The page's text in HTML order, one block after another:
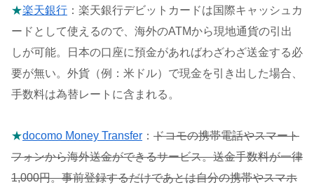
★楽天銀行 ：楽天銀行デビットカードは国際キャッシュカ
ードとして使えるので、海外のATMから現地通貨の引出
しが可能。日本の口座に預金があればわざわざ送金する必
要が無い。外貨（例：米ドル）で現金を引き出した場合、
手数料は為替レートに含まれる。
★docomo Money Transfer ： ドコモの携帯電話やスマート
フォンから海外送金ができるサービス。送金手数料が一律
1,000円。事前登録するだけであとは自分の携帯やスマホ